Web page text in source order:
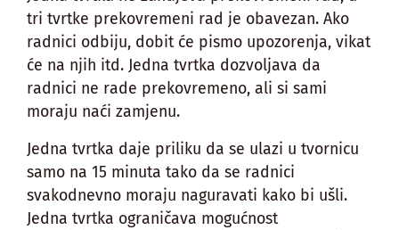
tri tvrtke prekovremeni rad je obavezan. Ako
radnici odbiju, dobit će pismo upozorenja, vikat
će na njih itd. Jedna tvrtka dozvoljava da
radnici ne rade prekovremeno, ali si sami
moraju naći zamjenu.
Jedna tvrtka daje priliku da se ulazi u tvornicu
samo na 15 minuta tako da se radnici
svakodnevno moraju naguravati kako bi ušli.
Jedna tvrtka ograničava mogućnost